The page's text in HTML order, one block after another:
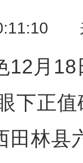
月18
下正
田林县